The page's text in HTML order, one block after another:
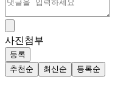
사진첨부
등록
추천순
최신순 등록순